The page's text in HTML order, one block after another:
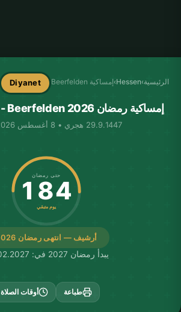
الرئيسية›
Hessen
›إمساكية Beerfelden Diyanet
إمساكية رمضان Beerfelden 2026 - الإفطار والسحور
29.9.1447 هجري • 8 أغسطس 2026 السبت
أرشيف — انتهى رمضان 2026
حتى رمضان
184
يوم متبقي
يبدأ رمضان 2027 في: 08.02.2027
طباعة أوقات الصلاة